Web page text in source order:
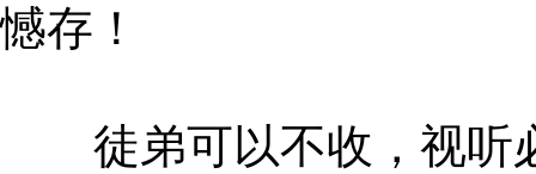
憾存！
徒弟可以不收，视听